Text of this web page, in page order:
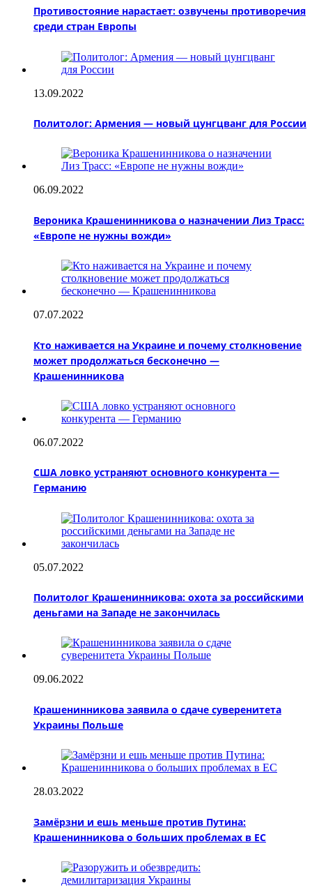
Противостояние нарастает: озвучены противоречия
среди стран Европы
13.09.2022
Политолог: Армения — новый цунгцванг для России
06.09.2022
Вероника Крашенинникова о назначении Лиз Трасс:
«Европе не нужны вожди»
07.07.2022
Кто наживается на Украине и почему столкновение
может продолжаться бесконечно —
Крашенинникова
06.07.2022
США ловко устраняют основного конкурента —
Германию
05.07.2022
Политолог Крашенинникова: охота за российскими
деньгами на Западе не закончилась
09.06.2022
Крашенинникова заявила о сдаче суверенитета
Украины Польше
28.03.2022
Замёрзни и ешь меньше против Путина:
Крашенинникова о больших проблемах в ЕС